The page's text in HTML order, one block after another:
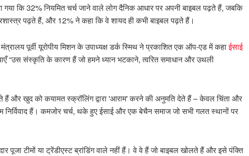
गया कि 32% नियमित चर्च जाने वाले लोग दैनिक आधार पर अपनी बाइबल पढ़ते हैं, जबकि
पढ़ते हैं, और 12% ने कहा कि वे शायद ही कभी बाइबल पढ़ते हैं।
पूर्वी यूरोपीय मिशन के उपाध्यक्ष डर्क स्मिथ ने प्रकाशित एक ऑप-एड में कहाईसाई
“उस संस्कृति के कारण हैं जो हमने ध्यान भटकाने, त्वरित समाधान और उथली
हैं और खुद को कयामत स्क्रॉलिंग द्वारा 'आराम' करने की अनुमति देते हैं – केवल चिंता और
निर्विवाद हैं। कमजोर चर्च, थके हुए ईसाई और एक बेचैन समाज जो सभी गलत स्थानों पर
पूजा टीमों या ट्रेंडीएस्ट ब्रांडिंग वाले नहीं हैं। वे वे हैं जो बाइबल खोलते हैं और इसे पंक्ति